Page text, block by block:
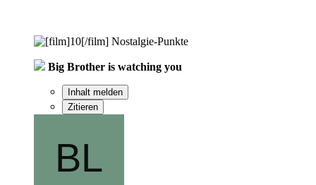
Nostalgie-Punkte
Big Brother is watching you
Inhalt melden
Zitieren